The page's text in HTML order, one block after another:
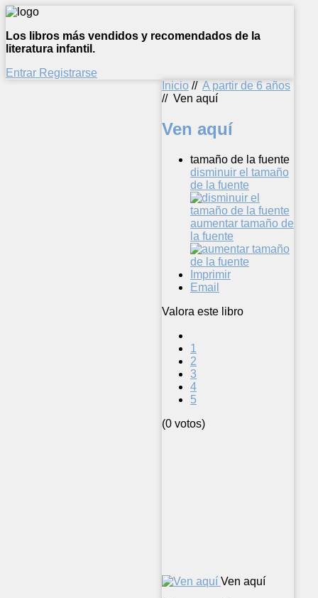
Los libros más vendidos y recomendados de la
literatura infantil.
Entrar Registrarse
Inicio // A partir de 6 años
// Ven aquí
Ven aquí
tamaño de la fuente
disminuir el tamaño
de la fuente
aumentar tamaño de
la fuente
Imprimir
Email
Valora este libro
1
2
3
4
5
(0 votos)
Ven aquí